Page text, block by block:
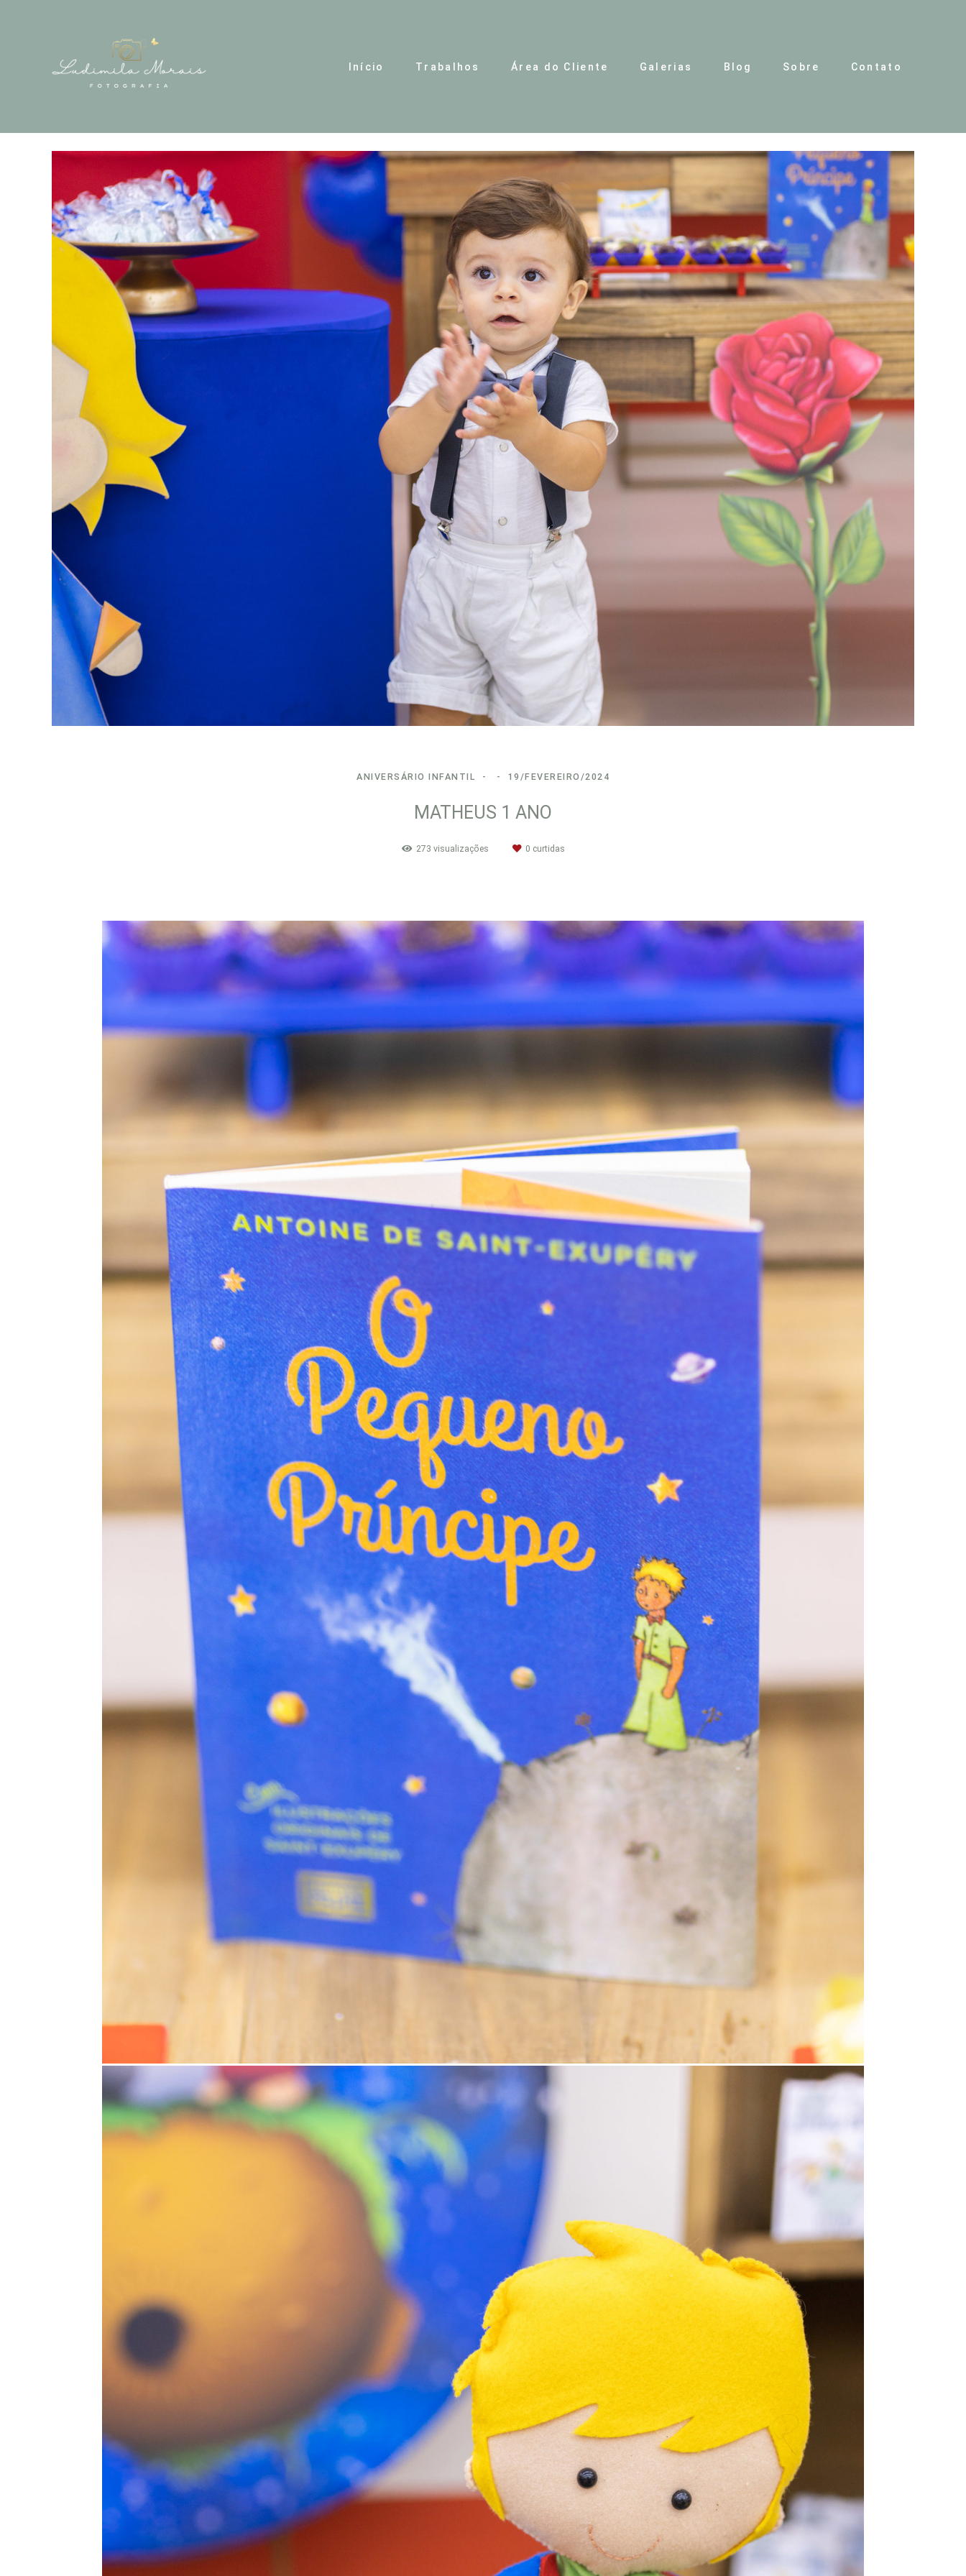
Início Trabalhos Área do Cliente Galerias Blog Sobre Contato
ANIVERSÁRIO INFANTIL 19/FEVEREIRO/2024
MATHEUS 1 ANO
273 visualizações 0 curtidas